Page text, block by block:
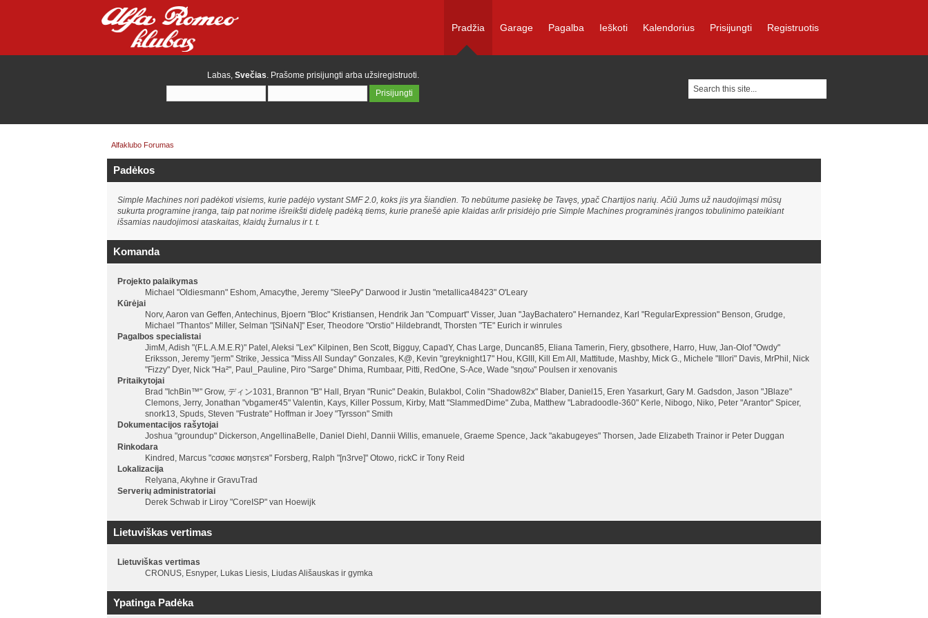
Pradžia Garage Pagalba Ieškoti Kalendorius Prisijungti Registruotis
Labas, Svečias. Prašome prisijungti arba užsiregistruoti.
Alfaklubo Forumas
Padėkos
Simple Machines nori padėkoti visiems, kurie padėjo vystant SMF 2.0, koks jis yra šiandien. To nebūtume pasiekę be Tavęs, ypač Chartijos narių. Ačiū Jums už naudojimąsi mūsų
sukurta programine įranga, taip pat norime išreikšti didelę padėką tiems, kurie pranešė apie klaidas ar/ir prisidėjo prie Simple Machines programinės įrangos tobulinimo pateikiant
išsamias naudojimosi ataskaitas, klaidų žurnalus ir t. t.
Komanda
Projekto palaikymas
Michael "Oldiesmann" Eshom, Amacythe, Jeremy "SleePy" Darwood ir Justin "metallica48423" O'Leary
Kūrėjai
Norv, Aaron van Geffen, Antechinus, Bjoern "Bloc" Kristiansen, Hendrik Jan "Compuart" Visser, Juan "JayBachatero" Hernandez, Karl "RegularExpression" Benson, Grudge,
Michael "Thantos" Miller, Selman "[SiNaN]" Eser, Theodore "Orstio" Hildebrandt, Thorsten "TE" Eurich ir winrules
Pagalbos specialistai
JimM, Adish "(F.L.A.M.E.R)" Patel, Aleksi "Lex" Kilpinen, Ben Scott, Bigguy, CapadY, Chas Large, Duncan85, Eliana Tamerin, Fiery, gbsothere, Harro, Huw, Jan-Olof "Owdy"
Eriksson, Jeremy "jerm" Strike, Jessica "Miss All Sunday" Gonzales, K@, Kevin "greyknight17" Hou, KGIII, Kill Em All, Mattitude, Mashby, Mick G., Michele "Illori" Davis, MrPhil, Nick
"Fizzy" Dyer, Nick "Ha²", Paul_Pauline, Piro "Sarge" Dhima, Rumbaar, Pitti, RedOne, S-Ace, Wade "sησω" Poulsen ir xenovanis
Pritaikytojai
Brad "IchBin™" Grow, ディン1031, Brannon "B" Hall, Bryan "Runic" Deakin, Bulakbol, Colin "Shadow82x" Blaber, Daniel15, Eren Yasarkurt, Gary M. Gadsdon, Jason "JBlaze"
Clemons, Jerry, Jonathan "vbgamer45" Valentin, Kays, Killer Possum, Kirby, Matt "SlammedDime" Zuba, Matthew "Labradoodle-360" Kerle, Nibogo, Niko, Peter "Arantor" Spicer,
snork13, Spuds, Steven "Fustrate" Hoffman ir Joey "Tyrsson" Smith
Dokumentacijos rašytojai
Joshua "groundup" Dickerson, AngellinaBelle, Daniel Diehl, Dannii Willis, emanuele, Graeme Spence, Jack "akabugeyes" Thorsen, Jade Elizabeth Trainor ir Peter Duggan
Rinkodara
Kindred, Marcus "cσσкιє мσηѕтєя" Forsberg, Ralph "[n3rve]" Otowo, rickC ir Tony Reid
Lokalizacija
Relyana, Akyhne ir GravuTrad
Serverių administratoriai
Derek Schwab ir Liroy "CoreISP" van Hoewijk
Lietuviškas vertimas
Lietuviškas vertimas
CRONUS, Esnyper, Lukas Liesis, Liudas Ališauskas ir gymka
Ypatinga Padėka